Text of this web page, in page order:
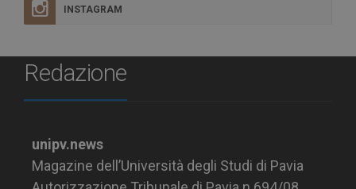
INSTAGRAM
Redazione
unipv.news
Magazine dell’Università degli Studi di Pavia